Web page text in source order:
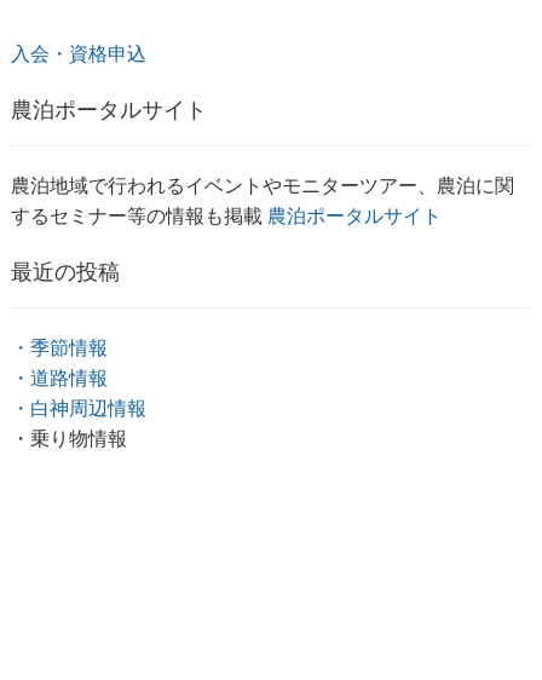
入会・資格申込
農泊ポータルサイト
農泊地域で行われるイベントやモニターツアー、農泊に関
するセミナー等の情報も掲載 農泊ポータルサイト
最近の投稿
・季節情報
・道路情報
・白神周辺情報
・乗り物情報